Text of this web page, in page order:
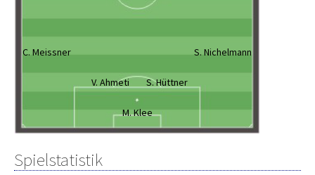
C. Meissner S. Nichelmann
V. Ahmeti S. Hüttner
M. Klee
Spielstatistik